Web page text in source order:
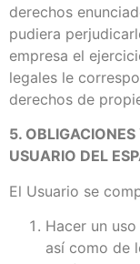
derechos
pudiera
empresa el
legales le
derechos de
5.
USUARIO DEL
El Usuario se
Hacer un
así como de